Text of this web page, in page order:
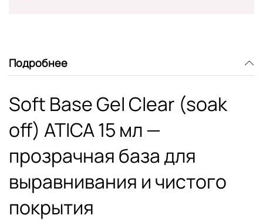
Подробнее
Soft Base Gel Clear (soak
off) ATICA 15 мл —
прозрачная база для
выравнивания и чистого
покрытия